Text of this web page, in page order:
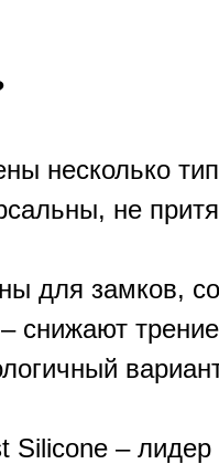
несколько
не
для замков,
– лидер